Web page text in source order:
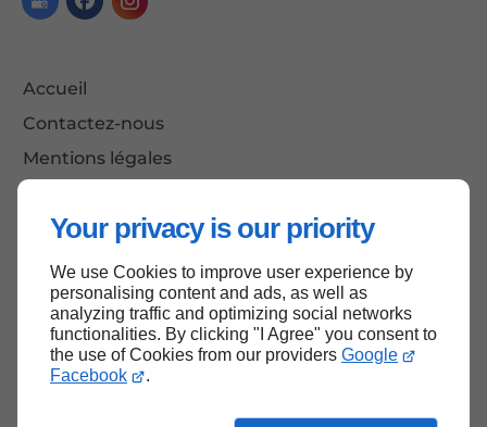
Your privacy is our priority
We use Cookies to improve user experience by
personalising content and ads, as well as
analyzing traffic and optimizing social networks
functionalities. By clicking "I Agree" you consent to
the use of Cookies from our providers Google
Facebook
.
Accueil
Contactez-nous
Mentions légales
Haut de page